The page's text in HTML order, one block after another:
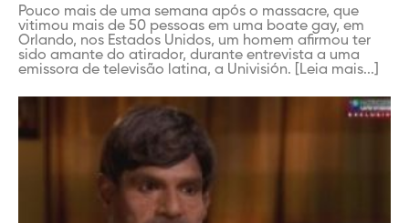
Pouco mais de uma semana após o massacre, que
vitimou mais de 50 pessoas em uma boate gay, em
Orlando, nos Estados Unidos, um homem afirmou ter
sido amante do atirador, durante entrevista a uma
emissora de televisão latina, a Univisión. [Leia mais...]